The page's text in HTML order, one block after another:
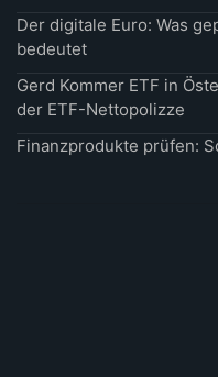
Der digitale Euro: Was
bedeutet
Gerd Kommer ETF in
der ETF-Nettopolizze
Finanzprodukte prüfen: